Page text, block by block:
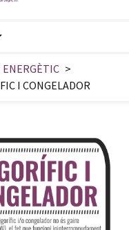
ENERGÈTIC >
I CONGELADOR